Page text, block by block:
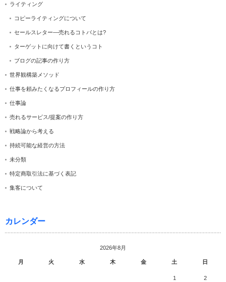
ライティング
コピーライティングについて
セールスレター―売れるコトバとは?
ターゲットに向けて書くというコト
ブログの記事の作り方
世界観構築メソッド
仕事を頼みたくなるプロフィールの作り方
仕事論
売れるサービス/提案の作り方
戦略論から考える
持続可能な経営の方法
未分類
特定商取引法に基づく表記
集客について
カレンダー
2026年8月
月 火 水 木 金 土 日
1 2